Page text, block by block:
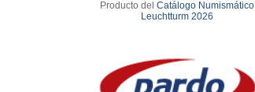
Producto delCatálogo Numismático
Leuchtturm 2026